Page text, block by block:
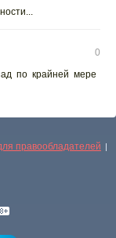
0
по крайней мере
правообладателей |